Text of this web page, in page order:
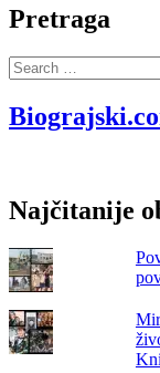
dan
1993.
HOS-
a
Škabrnju
mladom
Dankom
Dražinom
Pretraga
Search
…
Najčitanije